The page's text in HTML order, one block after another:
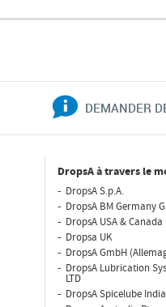
DEMANDER
DropsA à travers le
DropsA S.p.A.
DropsA BM Germany
DropsA USA & Canada
Dropsa UK
DropsA GmbH
DropsA Lubrication
LTD
DropsA Spicelube